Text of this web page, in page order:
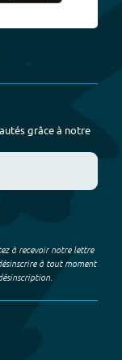
grâce à notre
à recevoir notre lettre
à tout moment